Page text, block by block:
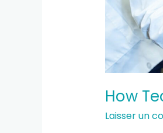
How
Laisser un